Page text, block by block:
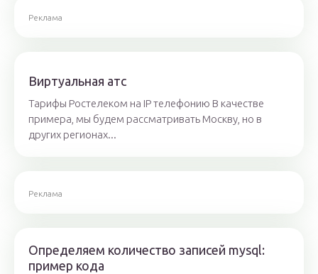
Реклама
Виртуальная атс
Тарифы Ростелеком на IP телефонию В качестве
примера, мы будем рассматривать Москву, но в
других регионах...
Реклама
Определяем количество записей mysql:
пример кода